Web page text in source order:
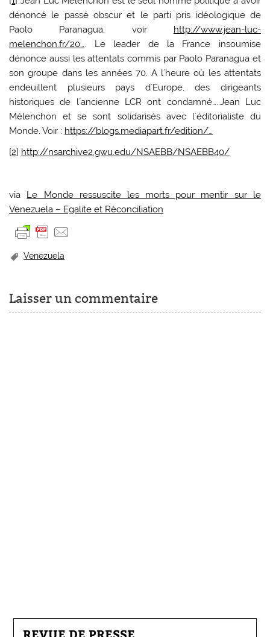
dénoncé le passé obscur et le parti pris idéologique de
Paolo Paranagua, voir http://www.jean-luc-
melenchon.fr/20…
. Le leader de la France insoumise
dénonce aussi les attentats commis par Paolo Paranagua et
son groupe dans les années 70. A l´heure où les attentats
endeuillent plusieurs pays d´Europe, des dirigeants
historiques de l´ancienne LCR ont condamné…..Jean Luc
Mélenchon et se sont solidarisés avec l´éditorialiste du
Monde. Voir : https://blogs.mediapart.fr/edition/…
[2] http://nsarchive2.gwu.edu/NSAEBB/NSAEBB40/
via Le Monde ressuscite les morts pour mentir sur le
Venezuela – Egalite et Réconciliation
Venezuela
Laisser un commentaire
REVUE DE PRESSE